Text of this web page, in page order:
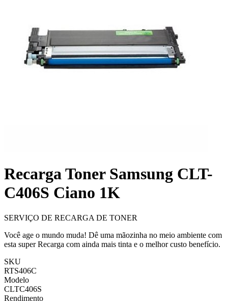
Recarga Toner Samsung CLT-
C406S Ciano 1K
SERVIÇO DE RECARGA DE TONER
Você age o mundo muda! Dê uma mãozinha no meio ambiente com
esta super Recarga com ainda mais tinta e o melhor custo benefício.
SKU
RTS406C
Modelo
CLTC406S
Rendimento